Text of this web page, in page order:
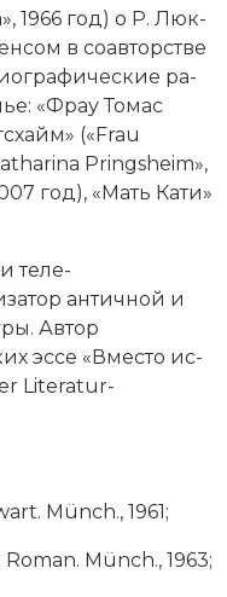
организации
1966 год) о Р. Люк­
в со­ав­тор­ст­ве
ра­
«Фрау То­мас
(«Frau
Pringsheim»,
год), «Мать Ка­ти»
те­ле­
ан­тич­ной и
Ав­тор
эс­се «Вме­сто ис­
Lite­ratur­
Münch., 1961;
Münch., 1963;